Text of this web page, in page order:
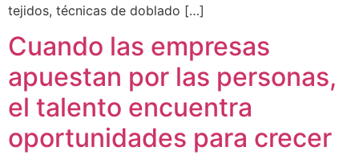
tejidos, técnicas de doblado […]
Cuando las empresas
apuestan por las personas,
el talento encuentra
oportunidades para crecer